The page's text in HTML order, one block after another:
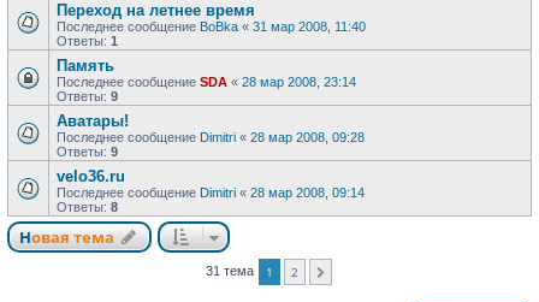
Переход на летнее время
Последнее сообщение BoBka « 31 мар 2008, 11:40
Ответы: 1
Память
Последнее сообщение SDA « 28 мар 2008, 23:14
Ответы: 9
Аватары!
Последнее сообщение Dimitri « 28 мар 2008, 09:28
Ответы: 9
velo36.ru
Последнее сообщение Dimitri « 28 мар 2008, 09:14
Ответы: 8
Новая тема
31 тема 1 2